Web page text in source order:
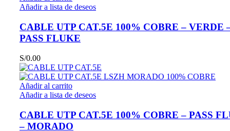
Añadir a lista de deseos
CABLE UTP CAT.5E 100% COBRE – VERDE
PASS FLUKE
S/0.00
Añadir al carrito
Añadir a lista de deseos
CABLE UTP CAT.5E 100% COBRE – PASS
– MORADO